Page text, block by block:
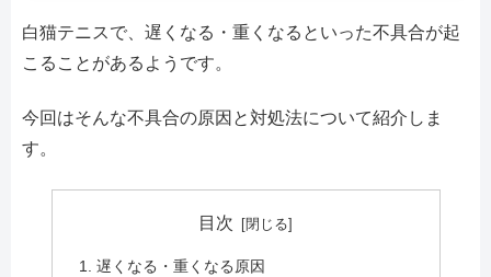
白猫テニスで、遅くなる・重くなるといった不具合が起
こることがあるようです。
今回はそんな不具合の原因と対処法について紹介しま
す。
目次
遅くなる・重くなる原因